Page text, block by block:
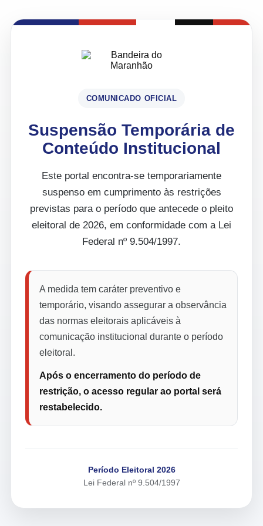
COMUNICADO OFICIAL
Suspensão Temporária de
Conteúdo Institucional
Este portal encontra-se temporariamente
suspenso em cumprimento às restrições
previstas para o período que antecede o pleito
eleitoral de 2026, em conformidade com a Lei
Federal nº 9.504/1997.
A medida tem caráter preventivo e
temporário, visando assegurar a observância
das normas eleitorais aplicáveis à
comunicação institucional durante o período
eleitoral.
Após o encerramento do período de
restrição, o acesso regular ao portal será
restabelecido.
Período Eleitoral 2026
Lei Federal nº 9.504/1997